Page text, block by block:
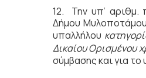
12. Την υπ’ αριθμ.
Δήμου
υπαλλήλου
Δικαίου Ορισμένου
σύμβασης και για